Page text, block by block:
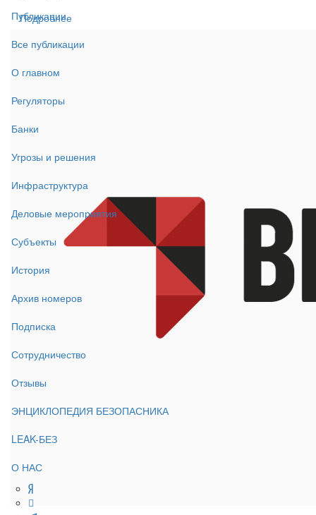
Публикации
Все публикации
О главном
Регуляторы
Банки
Угрозы и решения
Инфраструктура
Деловые мероприятия
Субъекты
История
Архив номеров
Подписка
Сотрудничество
Отзывы
ЭНЦИКЛОПЕДИЯ БЕЗОПАСНИКА
LEAK-БЕЗ
О НАС
Подробнее